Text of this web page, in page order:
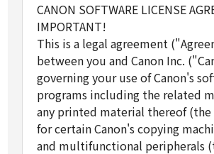
CANON SOFTWARE LICENSE
IMPORTANT!
This is a legal agreement
between you and Canon Inc.
governing your use of Canon's
programs including the related
any printed material thereof
for certain Canon's copying
and multifunctional peripherals